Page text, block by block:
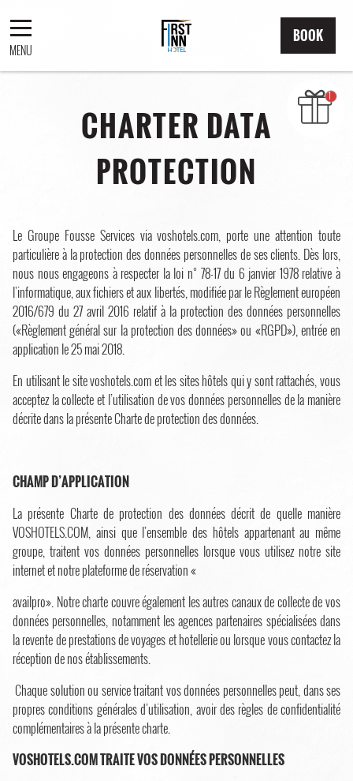
BOOK
MENU
CHARTER DATA
PROTECTION
Le Groupe Fousse Services via voshotels.com, porte une attention toute
particulière à la protection des données personnelles de ses clients. Dès lors,
nous nous engageons à respecter la loi n° 78-17 du 6 janvier 1978 relative à
l’informatique, aux fichiers et aux libertés, modifiée par le Règlement européen
2016/679 du 27 avril 2016 relatif à la protection des données personnelles
(«Règlement général sur la protection des données» ou «RGPD»), entrée en
application le 25 mai 2018.
En utilisant le site voshotels.com et les sites hôtels qui y sont rattachés, vous
acceptez la collecte et l’utilisation de vos données personnelles de la manière
décrite dans la présente Charte de protection des données.
CHAMP D’APPLICATION
La présente Charte de protection des données décrit de quelle manière
VOSHOTELS.COM, ainsi que l’ensemble des hôtels appartenant au même
groupe, traitent vos données personnelles lorsque vous utilisez notre site
internet et notre plateforme de réservation «
availpro». Notre charte couvre également les autres canaux de collecte de vos
données personnelles, notamment les agences partenaires spécialisées dans
la revente de prestations de voyages et hotellerie ou lorsque vous contactez la
réception de nos établissements.
Chaque solution ou service traitant vos données personnelles peut, dans ses
propres conditions générales d’utilisation, avoir des règles de confidentialité
complémentaires à la présente charte.
VOSHOTELS.COM TRAITE VOS DONNÉES PERSONNELLES